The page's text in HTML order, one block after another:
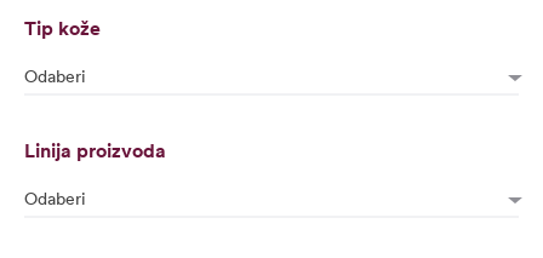
Tip kože
Odaberi
Linija proizvoda
Odaberi